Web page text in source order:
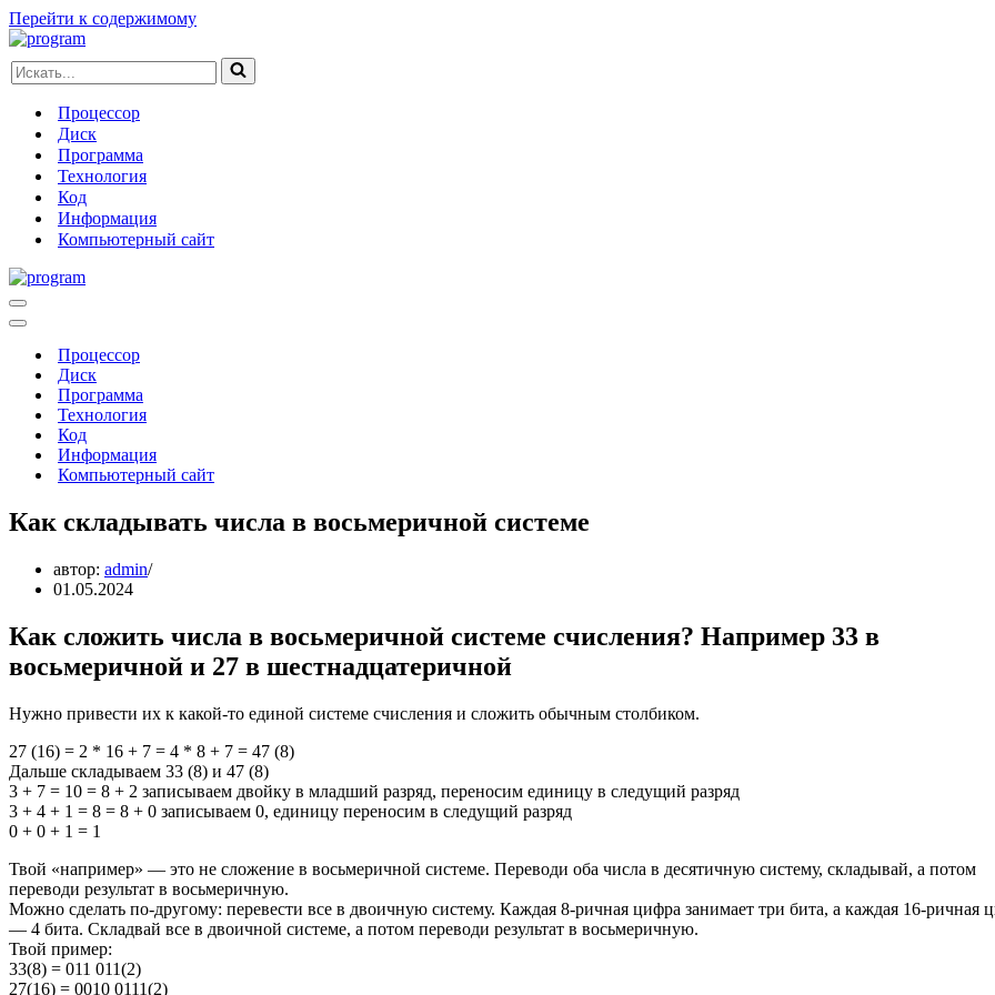
Перейти к содержимому
Искать...
Процессор
Диск
Программа
Технология
Код
Информация
Компьютерный сайт
Меню
навигации
Меню
навигацииПроцессор
Диск
Программа
Технология
Код
Информация
Компьютерный сайт
Как складывать числа в восьмеричной системе
автор: admin
01.05.2024
Как сложить числа в восьмеричной системе счисления? Например 33 в
восьмеричной и 27 в шестнадцатеричной
Нужно привести их к какой-то единой системе счисления и сложить обычным столбиком.
27 (16) = 2 * 16 + 7 = 4 * 8 + 7 = 47 (8)
Дальше складываем 33 (8) и 47 (8)
3 + 7 = 10 = 8 + 2 записываем двойку в младший разряд, переносим единицу в следущий разряд
3 + 4 + 1 = 8 = 8 + 0 записываем 0, единицу переносим в следущий разряд
0 + 0 + 1 = 1
Твой «например» — это не сложение в восьмеричной системе. Переводи оба числа в десятичную систему, складывай, а потом
переводи результат в восьмеричную.
Можно сделать по-другому: перевести все в двоичную систему. Каждая 8-ричная цифра занимает три бита, а каждая 16-ричная
— 4 бита. Складвай все в двоичной системе, а потом переводи результат в восьмеричную.
Твой пример:
33(8) = 011 011(2)
27(16) = 0010 0111(2)